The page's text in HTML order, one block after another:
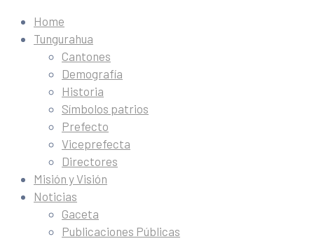
Home
Tungurahua
Cantones
Demografía
Historia
Símbolos patrios
Prefecto
Viceprefecta
Directores
Misión y Visión
Noticias
Gaceta
Publicaciones Públicas